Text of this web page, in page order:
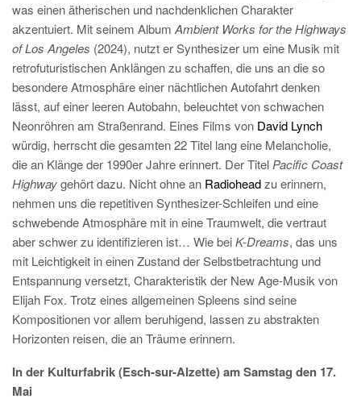
was einen ätherischen und nachdenklichen Charakter
akzentuiert. Mit seinem Album Ambient Works for the Highways
of Los Angeles (2024), nutzt er Synthesizer um eine Musik mit
retrofuturistischen Anklängen zu schaffen, die uns an die so
besondere Atmosphäre einer nächtlichen Autofahrt denken
lässt, auf einer leeren Autobahn, beleuchtet von schwachen
Neonröhren am Straßenrand. Eines Films von David Lynch
würdig, herrscht die gesamten 22 Titel lang eine Melancholie,
die an Klänge der 1990er Jahre erinnert. Der Titel Pacific Coast
Highwaygehört dazu. Nicht ohne an Radioheadzu erinnern,
nehmen uns die repetitiven Synthesizer-Schleifen und eine
schwebende Atmosphäre mit in eine Traumwelt, die vertraut
aber schwer zu identifizieren ist… Wie beiK-Dreams, das uns
mit Leichtigkeit in einen Zustand der Selbstbetrachtung und
Entspannung versetzt, Charakteristik der New Age-Musik von
Elijah Fox. Trotz eines allgemeinen Spleens sind seine
Kompositionen vor allem beruhigend, lassen zu abstrakten
Horizonten reisen, die an Träume erinnern.
In der Kulturfabrik (Esch-sur-Alzette) am Samstag den 17.
Mai